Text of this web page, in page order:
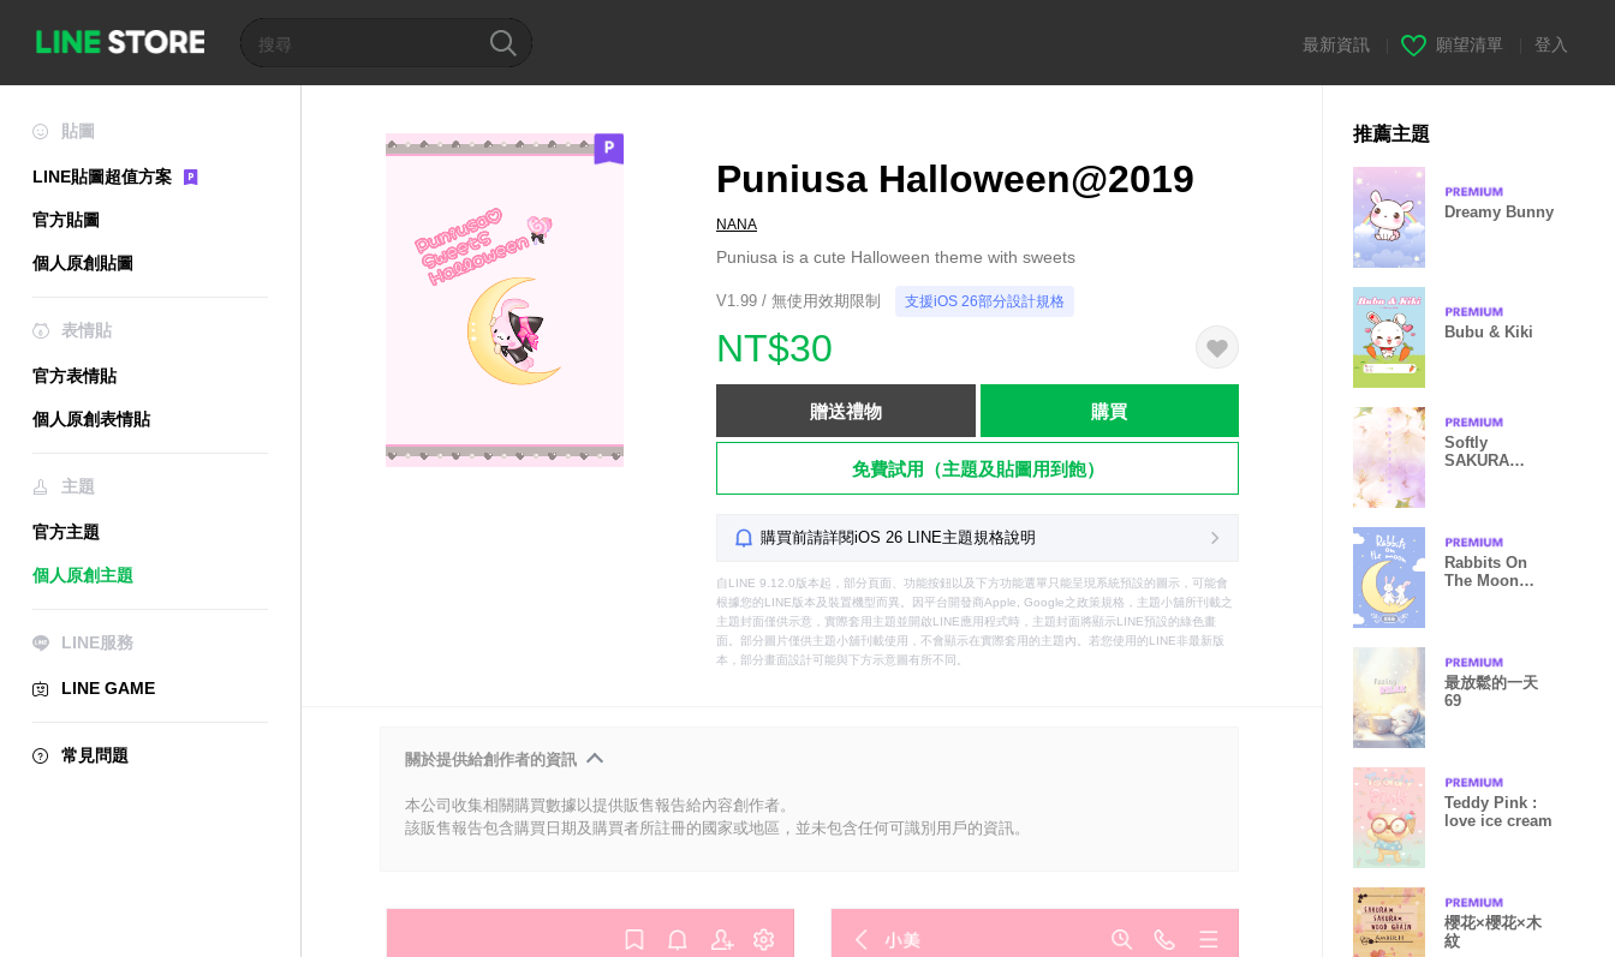
最新資訊 願望清單 登入
貼圖
LINE貼圖超值方案
官方貼圖
個人原創貼圖
表情貼
官方表情貼
個人原創表情貼
主題
官方主題
個人原創主題
LINE服務
LINE GAME
常見問題
Puniusa Halloween@2019
NANA
Puniusa is a cute Halloween theme with sweets
V1.99 / 無使用效期限制 支援iOS 26部分設計規格
NT$30
贈送禮物 購買
免費試用（主題及貼圖用到飽）
購買前請詳閱iOS 26 LINE主題規格說明
自LINE 9.12.0版本起，部分頁面、功能按鈕以及下方功能選單只能呈現系統預設的圖示，可能會
根據您的LINE版本及裝置機型而異。因平台開發商Apple, Google之政策規格，主題小舖所刊載之
主題封面僅供示意，實際套用主題並開啟LINE應用程式時，主題封面將顯示LINE預設的綠色畫
面。部分圖片僅供主題小舖刊載使用，不會顯示在實際套用的主題內。若您使用的LINE非最新版
本，部分畫面設計可能與下方示意圖有所不同。
關於提供給創作者的資訊
本公司收集相關購買數據以提供販售報告給內容創作者。
該販售報告包含購買日期及購買者所註冊的國家或地區，並未包含任何可識別用戶的資訊。
推薦主題
Dreamy Bunny
Bubu & Kiki
Softly
SAKURA
Rabbits On
The Moon
最放鬆的一天
69
Teddy Pink :
love ice cream
櫻花×櫻花×木
紋